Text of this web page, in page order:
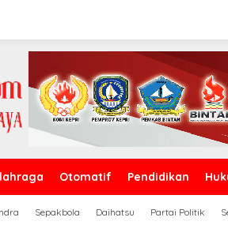
Otomatif Pendidikan
Sepakbola Daihatsu Partai Politik